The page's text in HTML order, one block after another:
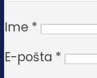
Ime *
E-pošta *